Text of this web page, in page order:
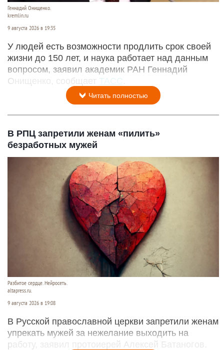
Геннадий Онищенко.
kremlin.ru
9 августа 2026 в 19:35
У людей есть возможности продлить срок своей
жизни до 150 лет, и наука работает над данным
вопросом, заявил академик РАН Геннадий
Онищенко, сообщает ТАСС
Читать полностью
В РПЦ запретили женам «пилить»
безработных мужей
Разбитое сердце. Нейросеть.
altapress.ru.
9 августа 2026 в 19:08
В Русской православной церкви запретили женам
упрекать мужей за нежелание выходить на
работу, заявил протоиерей Алексей Батаногов.